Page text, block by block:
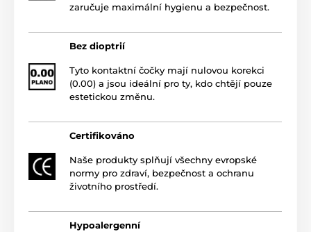
zaručuje maximální hygienu a bezpečnost.
Bez dioptrií
Tyto kontaktní čočky mají nulovou korekci
(0.00) a jsou ideální pro ty, kdo chtějí pouze
estetickou změnu.
Certifikováno
Naše produkty splňují všechny evropské
normy pro zdraví, bezpečnost a ochranu
životního prostředí.
Hypoalergenní